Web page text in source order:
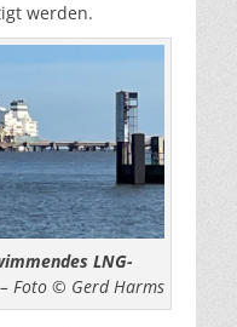
werden.
LNG-
Foto © Gerd Harms